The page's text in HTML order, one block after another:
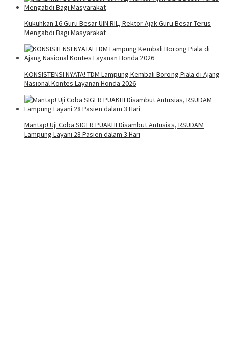
Kukuhkan 16 Guru Besar UIN RIL, Rektor Ajak Guru Besar Terus
Mengabdi Bagi Masyarakat
KONSISTENSI NYATA! TDM Lampung Kembali Borong Piala di Ajang
Nasional Kontes Layanan Honda 2026
Mantap! Uji Coba SIGER PUAKHI Disambut Antusias, RSUDAM
Lampung Layani 28 Pasien dalam 3 Hari